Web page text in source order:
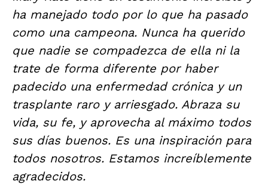
ha manejado todo por lo que ha pasado
como una campeona. Nunca ha querido
que nadie se compadezca de ella ni la
trate de forma diferente por haber
padecido una enfermedad crónica y un
trasplante raro y arriesgado. Abraza su
vida, su fe, y aprovecha al máximo todos
sus días buenos. Es una inspiración para
todos nosotros. Estamos increíblemente
agradecidos.